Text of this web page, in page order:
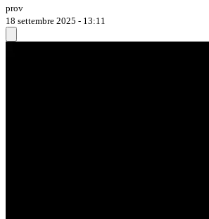
prov
18 settembre 2025 - 13:11